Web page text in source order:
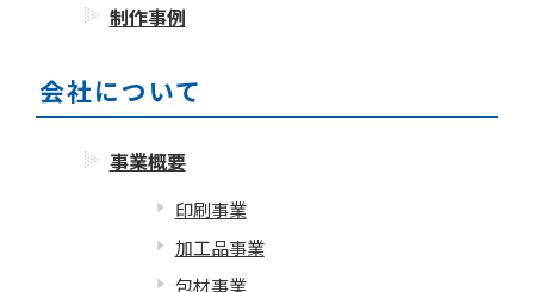
制作事例
会社について
事業概要
印刷事業
加工品事業
包材事業